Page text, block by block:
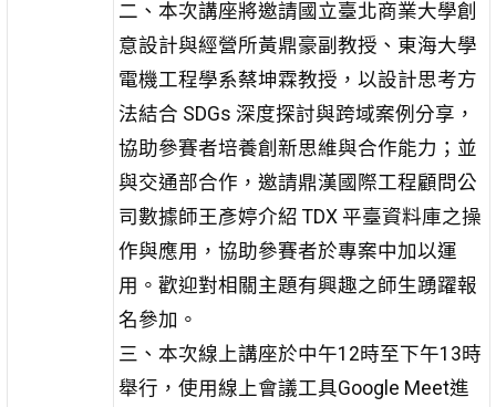
二、本次講座將邀請國立臺北商業大學創
意設計與經營所黃鼎豪副教授、東海大學
電機工程學系蔡坤霖教授，以設計思考方
法結合 SDGs 深度探討與跨域案例分享，
協助參賽者培養創新思維與合作能力；並
與交通部合作，邀請鼎漢國際工程顧問公
司數據師王彥婷介紹 TDX 平臺資料庫之操
作與應用，協助參賽者於專案中加以運
用。歡迎對相關主題有興趣之師生踴躍報
名參加。
三、本次線上講座於中午12時至下午13時
舉行，使用線上會議工具Google Meet進